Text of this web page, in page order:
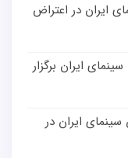
ایران در اعتراض
ایران برگزار
سینمای ایران در